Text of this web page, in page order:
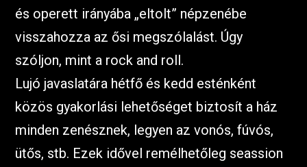
és operett irányába „eltolt” népzenébe
visszahozza az ősi megszólalást. Úgy
szóljon, mint a rock and roll.
Lujó javaslatára hétfő és kedd esténként
közös gyakorlási lehetőséget biztosít a ház
minden zenésznek, legyen az vonós, fúvós,
ütős, stb. Ezek idővel remélhetőleg seassion